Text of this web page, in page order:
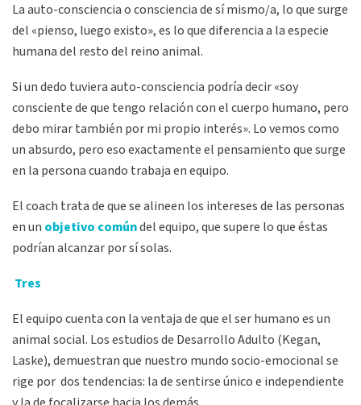
La auto-consciencia o consciencia de sí mismo/a, lo que surge
del «pienso, luego existo», es lo que diferencia a la especie
humana del resto del reino animal.
Si un dedo tuviera auto-consciencia podría decir «soy
consciente de que tengo relación con el cuerpo humano, pero
debo mirar también por mi propio interés». Lo vemos como
un absurdo, pero eso exactamente el pensamiento que surge
en la persona cuando trabaja en equipo.
El coach trata de que se alineen los intereses de las personas
en un objetivo comúndel equipo, que supere lo que éstas
podrían alcanzar por sí solas.
Tres
El equipo cuenta con la ventaja de que el ser humano es un
animal social. Los estudios de Desarrollo Adulto (Kegan,
Laske), demuestran que nuestro mundo socio-emocional se
rige por dos tendencias: la de sentirse único e independiente